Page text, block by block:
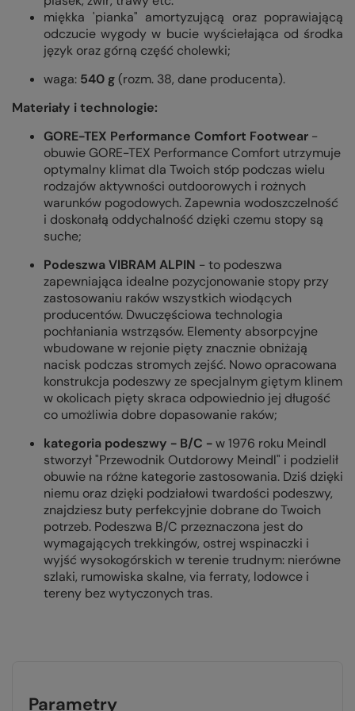
miękka 'pianka" amortyzującą oraz poprawiającą
odczucie wygody w bucie wyściełająca od środka
język oraz górną część cholewki;
waga: 540 g(rozm. 38, dane producenta).
Materiały i technologie:
GORE-TEX Performance Comfort Footwear -
obuwie GORE-TEX Performance Comfort utrzymuje
optymalny klimat dla Twoich stóp podczas wielu
rodzajów aktywności outdoorowych i rożnych
warunków pogodowych. Zapewnia wodoszczelność
i doskonałą oddychalność dzięki czemu stopy są
suche;
Podeszwa VIBRAM ALPIN - to podeszwa
zapewniająca idealne pozycjonowanie stopy przy
zastosowaniu raków wszystkich wiodących
producentów. Dwuczęściowa technologia
pochłaniania wstrząsów. Elementy absorpcyjne
wbudowane w rejonie pięty znacznie obniżają
nacisk podczas stromych zejść. Nowo opracowana
konstrukcja podeszwy ze specjalnym giętym klinem
w okolicach pięty skraca odpowiednio jej długość
co umożliwia dobre dopasowanie raków;
kategoria podeszwy - B/C -w 1976 roku Meindl
stworzył "Przewodnik Outdorowy Meindl" i podzielił
obuwie na różne kategorie zastosowania. Dziś dzięki
niemu oraz dzięki podziałowi twardości podeszwy,
znajdziesz buty perfekcyjnie dobrane do Twoich
potrzeb. Podeszwa B/C przeznaczona jest do
wymagających trekkingów, ostrej wspinaczki i
wyjść wysokogórskich w terenie trudnym: nierówne
szlaki, rumowiska skalne, via ferraty, lodowce i
tereny bez wytyczonych tras.
Parametry